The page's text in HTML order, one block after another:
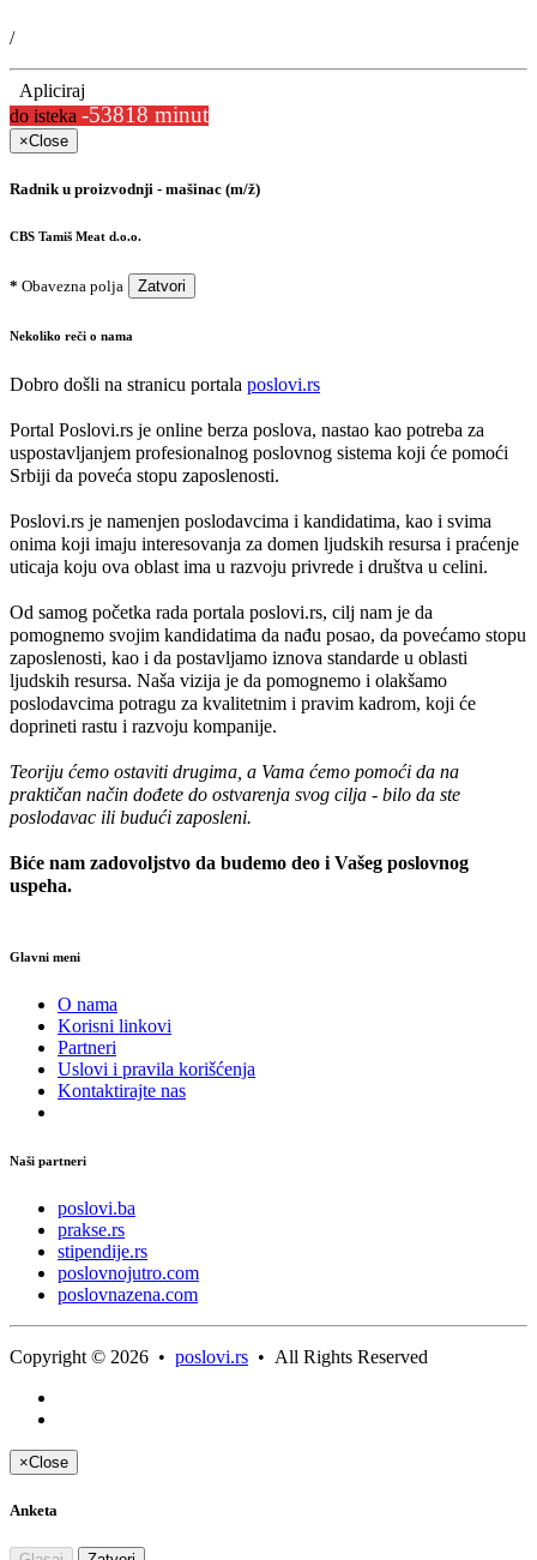
/
Apliciraj
do isteka -53818 minut
×Close
Radnik u proizvodnji - mašinac (m/ž)
CBS Tamiš Meat d.o.o.
* Obavezna polja Zatvori
Nekoliko reči o nama
Dobro došli na stranicu portala poslovi.rs
Portal Poslovi.rs je online berza poslova, nastao kao potreba za
uspostavljanjem profesionalnog poslovnog sistema koji će pomoći
Srbiji da poveća stopu zaposlenosti.
Poslovi.rs je namenjen poslodavcima i kandidatima, kao i svima
onima koji imaju interesovanja za domen ljudskih resursa i praćenje
uticaja koju ova oblast ima u razvoju privrede i društva u celini.
Od samog početka rada portala poslovi.rs, cilj nam je da
pomognemo svojim kandidatima da nađu posao, da povećamo stopu
zaposlenosti, kao i da postavljamo iznova standarde u oblasti
ljudskih resursa. Naša vizija je da pomognemo i olakšamo
poslodavcima potragu za kvalitetnim i pravim kadrom, koji će
doprineti rastu i razvoju kompanije.
Teoriju ćemo ostaviti drugima, a Vama ćemo pomoći da na
praktičan način dođete do ostvarenja svog cilja - bilo da ste
poslodavac ili budući zaposleni.
Biće nam zadovoljstvo da budemo deo i Vašeg poslovnog
uspeha.
Glavni meni
O nama
Korisni linkovi
Partneri
Uslovi i pravila korišćenja
Kontaktirajte nas
Naši partneri
poslovi.ba
prakse.rs
stipendije.rs
poslovnojutro.com
poslovnazena.com
Copyright © 2026 • poslovi.rs • All Rights Reserved
×Close
Anketa